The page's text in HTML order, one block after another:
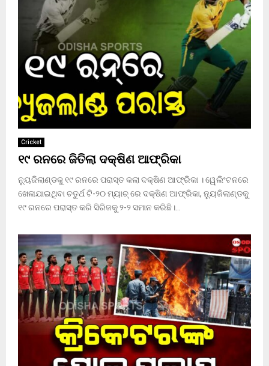
Cricket
୧୯ ରନରେ ଜିତିଲା ଦକ୍ଷିଣ ଆଫ୍ରିକା
ନ୍ୟୁଜିଲାଣ୍ଡକୁ ୧୯ ରନରେ ପରାସ୍ତ କଲା ଦକ୍ଷିଣ ଆଫ୍ରିକା । ୱେଲିଂଟନରେ
ଖେଳାଯାଇଥିବା ଚତୁର୍ଥ ଟି-୨୦ ମ୍ୟାଚ୍ ରେ ଦକ୍ଷିଣ ଆଫ୍ରିକା, ନ୍ୟୁଜିଲାଣ୍ଡକୁ
୧୯ ରନରେ ପରାସ୍ତ କରି ସିରିଜକୁ ୨-୨ ସମାନ କରିଛି।...